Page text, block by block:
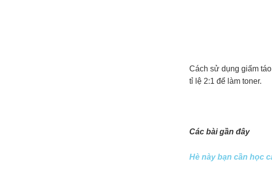
Cách sử dụng giấm
tỉ lệ 2:1 để làm toner.
Các bài gần đây
Hè này bạn cần học